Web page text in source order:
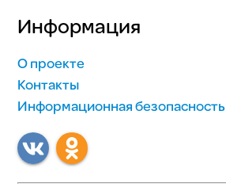
Информация
О проекте
Контакты
Информационная безопасность